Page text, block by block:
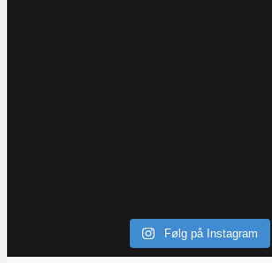
Følg på Instagram